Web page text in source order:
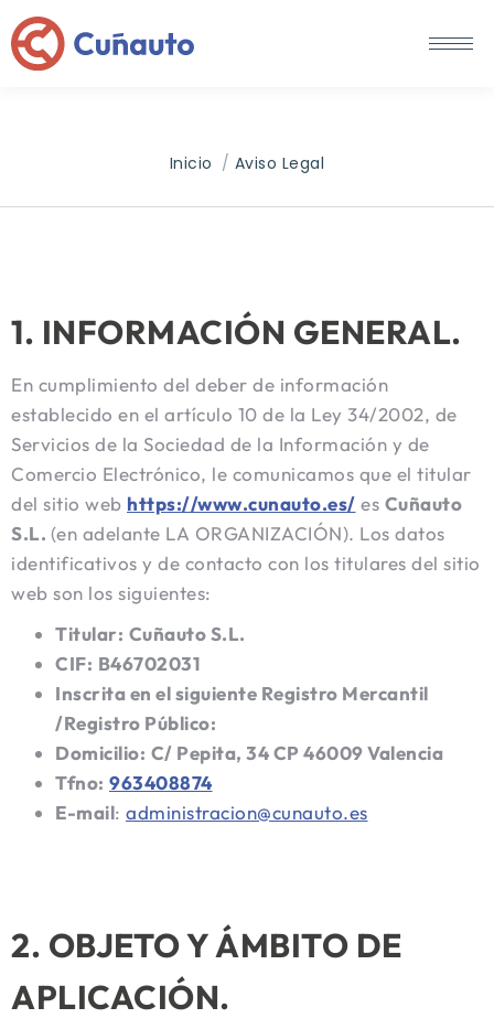
Estás aquí:
Inicio Aviso Legal
1. INFORMACIÓN GENERAL.
En cumplimiento del deber de información
establecido en el artículo 10 de la Ley 34/2002, de
Servicios de la Sociedad de la Información y de
Comercio Electrónico, le comunicamos que el titular
del sitio web https://www.cunauto.es/ es Cuñauto
S.L. (en adelante LA ORGANIZACIÓN). Los datos
identificativos y de contacto con los titulares del sitio
web son los siguientes:
Titular: Cuñauto S.L.
CIF: B46702031
Inscrita en el siguiente Registro Mercantil
/Registro Público:
Domicilio: C/ Pepita, 34 CP 46009 Valencia
Tfno: 963408874
E-mail: administracion@cunauto.es
2. OBJETO Y ÁMBITO DE
APLICACIÓN.